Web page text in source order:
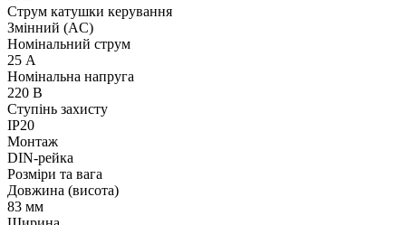
Струм катушки керування
Змінний (AC)
Номінальний струм
25 А
Номінальна напруга
220 В
Ступінь захисту
IP20
Монтаж
DIN-рейка
Розміри та вага
Довжина (висота)
83 мм